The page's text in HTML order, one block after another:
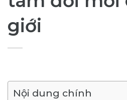
giới
Nội dung chính